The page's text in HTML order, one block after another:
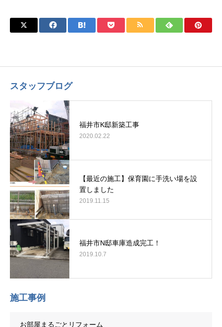
スタッフブログ
福井市K邸新築工事
2020.02.22
【最近の施工】保育園に手洗い場を設
置しました
2019.11.15
福井市N邸車庫造成完工！
2019.10.7
施工事例
お部屋まるごとリフォーム